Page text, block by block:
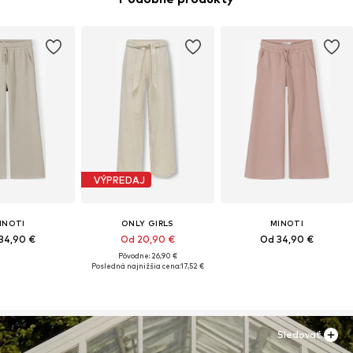
€
VÝPREDAJ
ONLY GIRLS
Od 20,90 €
Pôvodne: 26,90 €
Posledná najnižšia cena:17,52 €
MINOTI
Od 34,90 €
Sledovať